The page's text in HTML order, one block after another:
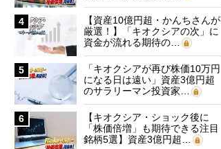
4
【資産10億円超・かんちさんが
厳選！】「キオクシアの次」に
資金が流れる期待の…
5
「キオクシアが再び株価10万円
になる日は遠い」資産3億円超
のサラリーマン投資家…
6
【キオクシア・ショック後に
「株価倍増」も期待できる注目
銘柄5選】資産3億円超…